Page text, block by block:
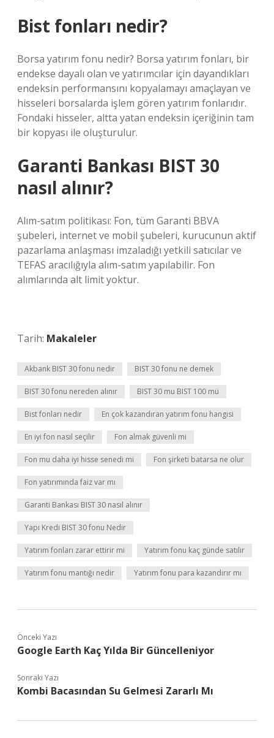
Bist fonları nedir?
Borsa yatırım fonu nedir? Borsa yatırım fonları, bir
endekse dayalı olan ve yatırımcılar için dayandıkları
endeksin performansını kopyalamayı amaçlayan ve
hisseleri borsalarda işlem gören yatırım fonlarıdır.
Fondaki hisseler, altta yatan endeksin içeriğinin tam
bir kopyası ile oluşturulur.
Garanti Bankası BIST 30
nasıl alınır?
Alım-satım politikası: Fon, tüm Garanti BBVA
şubeleri, internet ve mobil şubeleri, kurucunun aktif
pazarlama anlaşması imzaladığı yetkili satıcılar ve
TEFAS aracılığıyla alım-satım yapılabilir. Fon
alımlarında alt limit yoktur.
Tarih: Makaleler
Akbank BIST 30 fonu nedir BIST 30 fonu ne demek
BIST 30 fonu nereden alınır BIST 30 mu BIST 100 mü
Bist fonları nedir En çok kazandıran yatırım fonu hangisi
En iyi fon nasıl seçilir Fon almak güvenli mi
Fon mu daha iyi hisse senedi mi Fon şirketi batarsa ne olur
Fon yatırımında faiz var mı
Garanti Bankası BIST 30 nasıl alınır
Yapı Kredi BIST 30 fonu Nedir
Yatırım fonları zarar ettirir mi Yatırım fonu kaç günde satılır
Yatırım fonu mantığı nedir Yatırım fonu para kazandırır mı
Önceki Yazı
Google Earth Kaç Yılda Bir Güncelleniyor
Sonraki Yazı
Kombi Bacasından Su Gelmesi Zararlı Mı